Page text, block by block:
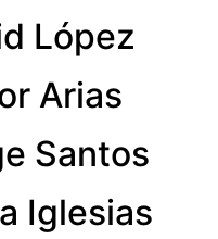
López
Arias
Santos
Iglesias